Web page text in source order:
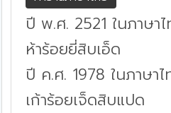
ปี พ.ศ. 2521 ในภาษา
ห้าร้อยยี่สิบเอ็ด
ปี ค.ศ. 1978 ในภาษา
เก้าร้อยเจ็ดสิบแปด